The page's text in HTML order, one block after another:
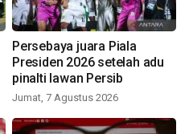
Persebaya juara Piala
Presiden 2026 setelah adu
pinalti lawan Persib
Jumat, 7 Agustus 2026